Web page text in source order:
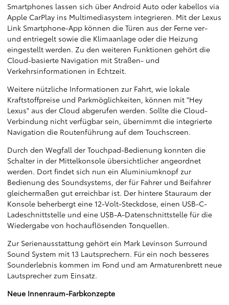
Smartphones lassen sich über Android Auto oder kabellos via
Apple CarPlay ins Multimediasystem integrieren. Mit der Lexus
Link Smartphone-App können die Türen aus der Ferne ver-
und entriegelt sowie die Klimaanlage oder die Heizung
eingestellt werden. Zu den weiteren Funktionen gehört die
Cloud-basierte Navigation mit Straßen- und
Verkehrsinformationen in Echtzeit.
Weitere nützliche Informationen zur Fahrt, wie lokale
Kraftstoffpreise und Parkmöglichkeiten, können mit "Hey
Lexus" aus der Cloud abgerufen werden. Sollte die Cloud-
Verbindung nicht verfügbar sein, übernimmt die integrierte
Navigation die Routenführung auf dem Touchscreen.
Durch den Wegfall der Touchpad-Bedienung konnten die
Schalter in der Mittelkonsole übersichtlicher angeordnet
werden. Dort findet sich nun ein Aluminiumknopf zur
Bedienung des Soundsystems, der für Fahrer und Beifahrer
gleichermaßen gut erreichbar ist. Der hintere Stauraum der
Konsole beherbergt eine 12-Volt-Steckdose, einen USB-C-
Ladeschnittstelle und eine USB-A-Datenschnittstelle für die
Wiedergabe von hochauflösenden Tonquellen.
Zur Serienausstattung gehört ein Mark Levinson Surround
Sound System mit 13 Lautsprechern. Für ein noch besseres
Sounderlebnis kommen im Fond und am Armaturenbrett neue
Lautsprecher zum Einsatz.
Neue Innenraum-Farbkonzepte